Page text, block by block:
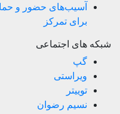
آسیب‌های حضور و
برای تمرکز
شبکه های اجتماعی
گپ
ویراستی
توییتر
نسیم رضوان